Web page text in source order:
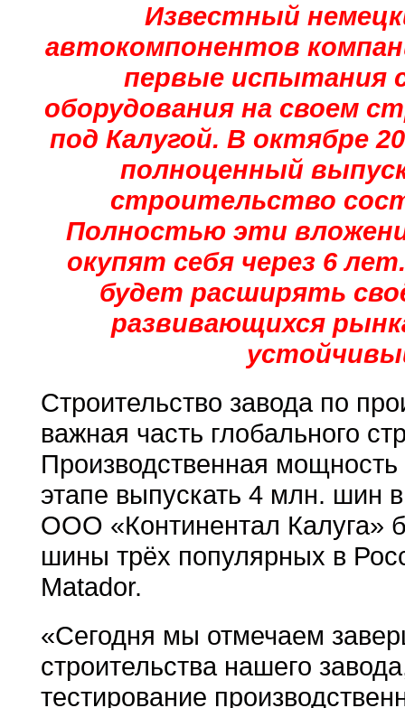
Известный
автокомпонентов
первые испытания
оборудования на своем
под Калугой. В октябре
полноценный
строительство
Полностью эти
окупят себя через 6
будет расширять
развивающихся
Строительство завода по
важная часть глобального
Производственная
этапе выпускать 4 млн. шин
ООО «Континентал Калуга»
шины трёх популярных в
Matador.
«Сегодня мы отмечаем
строительства нашего
тестирование